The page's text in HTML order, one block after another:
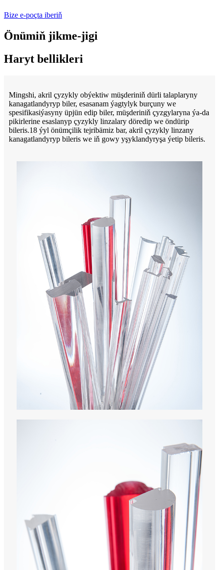
Bize e-poçta iberiň
Önümiň jikme-jigi
Haryt bellikleri
Mingshi, akril çyzykly obýektiw müşderiniň dürli talaplaryny
kanagatlandyryp biler, esasanam ýagtylyk burçuny we
spesifikasiýasyny üpjün edip biler, müşderiniň çyzgylaryna ýa-da
pikirlerine esaslanyp çyzykly linzalary döredip we öndürip
bileris.18 ýyl önümçilik tejribämiz bar, akril çyzykly linzany
kanagatlandyryp bileris we iň gowy yşyklandyryşa ýetip bileris.